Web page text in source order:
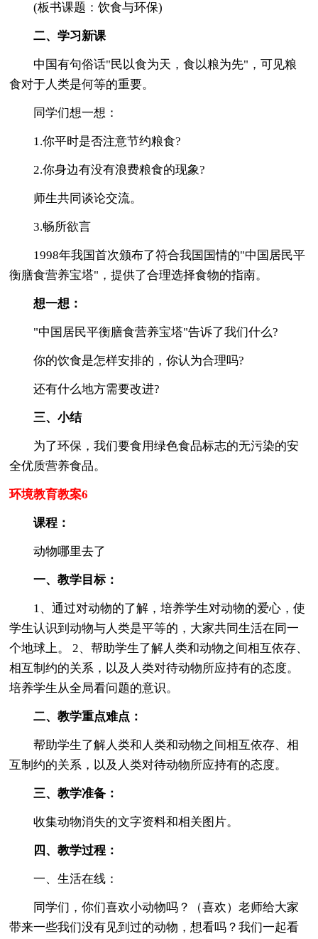
(板书课题：饮食与环保)
二、学习新课
中国有句俗话"民以食为天，食以粮为先"，可见粮
食对于人类是何等的重要。
同学们想一想：
1.你平时是否注意节约粮食?
2.你身边有没有浪费粮食的现象?
师生共同谈论交流。
3.畅所欲言
1998年我国首次颁布了符合我国国情的"中国居民平
衡膳食营养宝塔"，提供了合理选择食物的指南。
想一想：
"中国居民平衡膳食营养宝塔"告诉了我们什么?
你的饮食是怎样安排的，你认为合理吗?
还有什么地方需要改进?
三、小结
为了环保，我们要食用绿色食品标志的无污染的安
全优质营养食品。
环境教育教案6
课程：
动物哪里去了
一、教学目标：
1、通过对动物的了解，培养学生对动物的爱心，使
学生认识到动物与人类是平等的，大家共同生活在同一
个地球上。 2、帮助学生了解人类和动物之间相互依存、
相互制约的关系，以及人类对待动物所应持有的态度。
培养学生从全局看问题的意识。
二、教学重点难点：
帮助学生了解人类和人类和动物之间相互依存、相
互制约的关系，以及人类对待动物所应持有的态度。
三、教学准备：
收集动物消失的文字资料和相关图片。
四、教学过程：
一、生活在线：
同学们，你们喜欢小动物吗？（喜欢）老师给大家
带来一些我们没有见到过的动物，想看吗？我们一起看